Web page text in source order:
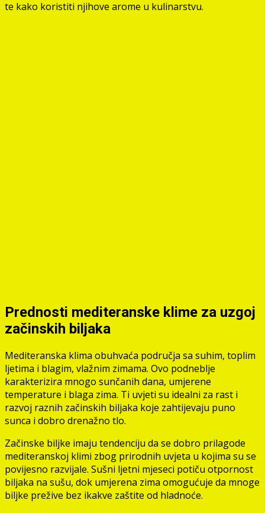
te kako koristiti njihove arome u kulinarstvu.
Prednosti mediteranske klime za uzgoj
začinskih biljaka
Mediteranska klima obuhvaća područja sa suhim, toplim
ljetima i blagim, vlažnim zimama. Ovo podneblje
karakterizira mnogo sunčanih dana, umjerene
temperature i blaga zima. Ti uvjeti su idealni za rast i
razvoj raznih začinskih biljaka koje zahtijevaju puno
sunca i dobro drenažno tlo.
Začinske biljke imaju tendenciju da se dobro prilagode
mediteranskoj klimi zbog prirodnih uvjeta u kojima su se
povijesno razvijale. Sušni ljetni mjeseci potiču otpornost
biljaka na sušu, dok umjerena zima omogućuje da mnoge
biljke prežive bez ikakve zaštite od hladnoće.